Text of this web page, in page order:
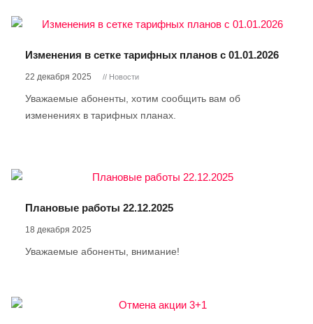
Изменения в сетке тарифных планов с 01.01.2026
22 декабря 2025 // Новости
Уважаемые абоненты, хотим сообщить вам об
изменениях в тарифных планах.
Плановые работы 22.12.2025
18 декабря 2025
Уважаемые абоненты, внимание!